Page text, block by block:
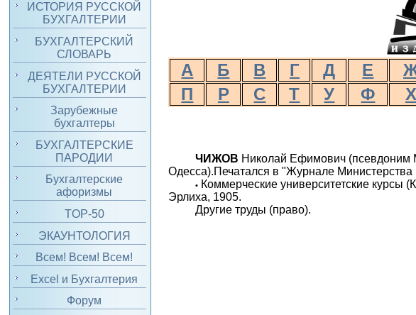
ИСТОРИЯ РУССКОЙ
БУХГАЛТЕРИИ
БУХГАЛТЕРСКИЙ
СЛОВАРЬ
ДЕЯТЕЛИ РУССКОЙ
БУХГАЛТЕРИИ
Зарубежные
бухгалтеры
БУХГАЛТЕРСКИЕ
ПАРОДИИ
Бухгалтерские
афоризмы
TOP-50
ЭКАУНТОЛОГИЯ
Всем! Всем! Всем!
Excel и Бухгалтерия
Форум
А Б В Г Д Е
П
Р С Т У Ф Х
ЧИЖОВ Николай Ефимович
Одесса).Печатался в "Журнале
• Коммерческие университетские курсы
Эрлиха, 1905.
Другие труды (право).